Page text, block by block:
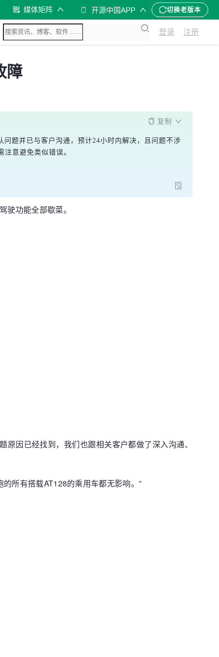
媒体矩阵 开源中国APP 切换老版本
登录 注册
障
复制
题并已与客户沟通，预计24小时内解决，且问题不涉
意避免类似错误。
功能全部歇菜。
因已经找到，我们也跟相关客户都做了深入沟通、
所有搭载AT128的乘用车都无影响。”